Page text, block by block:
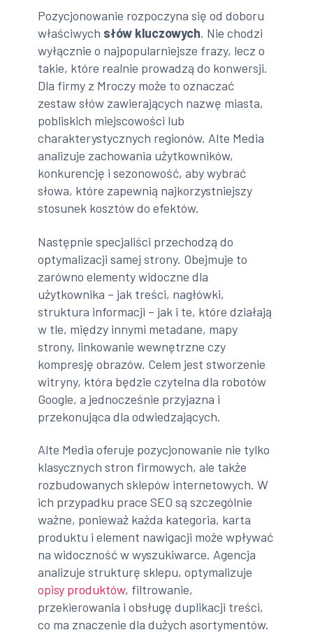
Pozycjonowanie rozpoczyna się od doboru
właściwych słów kluczowych. Nie chodzi
wyłącznie o najpopularniejsze frazy, lecz o
takie, które realnie prowadzą do konwersji.
Dla firmy z Mroczy może to oznaczać
zestaw słów zawierających nazwę miasta,
pobliskich miejscowości lub
charakterystycznych regionów. Alte Media
analizuje zachowania użytkowników,
konkurencję i sezonowość, aby wybrać
słowa, które zapewnią najkorzystniejszy
stosunek kosztów do efektów.
Następnie specjaliści przechodzą do
optymalizacji samej strony. Obejmuje to
zarówno elementy widoczne dla
użytkownika – jak treści, nagłówki,
struktura informacji – jak i te, które działają
w tle, między innymi metadane, mapy
strony, linkowanie wewnętrzne czy
kompresję obrazów. Celem jest stworzenie
witryny, która będzie czytelna dla robotów
Google, a jednocześnie przyjazna i
przekonująca dla odwiedzających.
Alte Media oferuje pozycjonowanie nie tylko
klasycznych stron firmowych, ale także
rozbudowanych sklepów internetowych. W
ich przypadku prace SEO są szczególnie
ważne, ponieważ każda kategoria, karta
produktu i element nawigacji może wpływać
na widoczność w wyszukiwarce. Agencja
analizuje strukturę sklepu, optymalizuje
opisy produktów, filtrowanie,
przekierowania i obsługę duplikacji treści,
co ma znaczenie dla dużych asortymentów.